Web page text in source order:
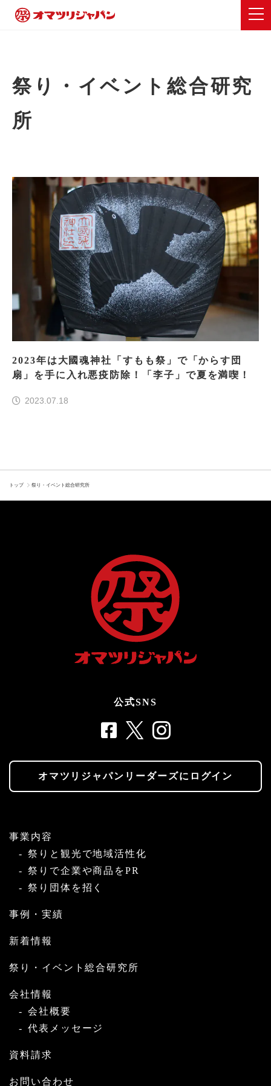
祭り・イベント総合研究
所
2023年は大國魂神社「すもも祭」で「からす団
扇」を手に入れ悪疫防除！「李子」で夏を満喫！
2023.07.18
トップ 祭り・イベント総合研究所
公式SNS
オマツリジャパンリーダーズにログイン
事業内容
祭りと観光で地域活性化
祭りで企業や商品をPR
祭り団体を招く
事例・実績
新着情報
祭り・イベント総合研究所
会社情報
会社概要
代表メッセージ
資料請求
お問い合わせ